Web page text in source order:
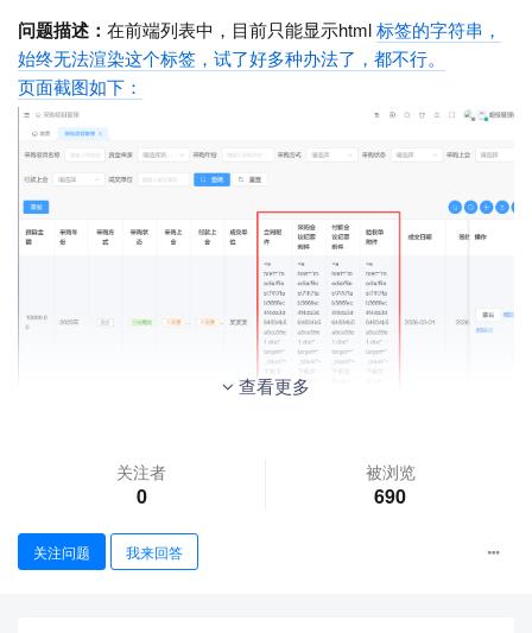
问题描述： 在前端列表中，目前只能显示html标签的字符串，
始终无法渲染这个标签，试了好多种办法了，都不行。
页面截图如下：
该模块的crud代码块如下：
contract_file: {
                    title: '合同附件',
                    type: 'file-uploader',
查看更多
关注者
0
被浏览
690
关注问题 我来回答